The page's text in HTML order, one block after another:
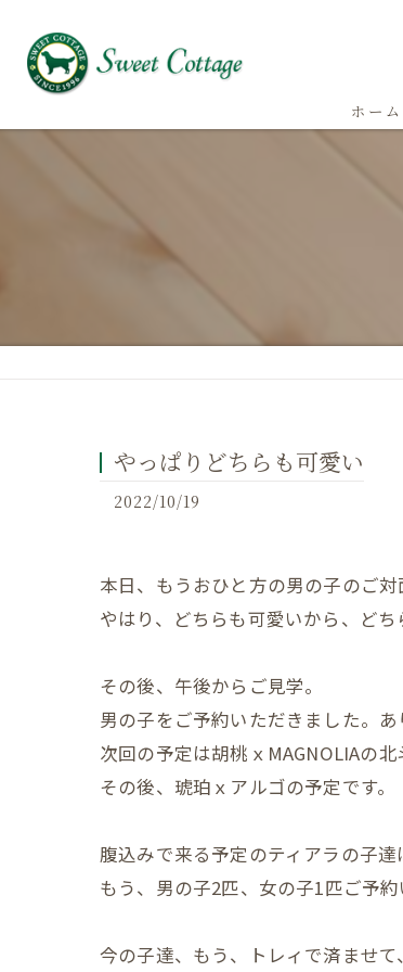
ホーム
やっぱりどちらも可愛い
2022/10/19
本日、もうおひと方の男の子のご対
やはり、どちらも可愛いから、どち
その後、午後からご見学。
男の子をご予約いただきました。あ
次回の予定は胡桃ｘMAGNOLIAの北
その後、琥珀ｘアルゴの予定です。
腹込みで来る予定のティアラの子達
もう、男の子2匹、女の子1匹ご予約
今の子達、もう、トレィで済ませ